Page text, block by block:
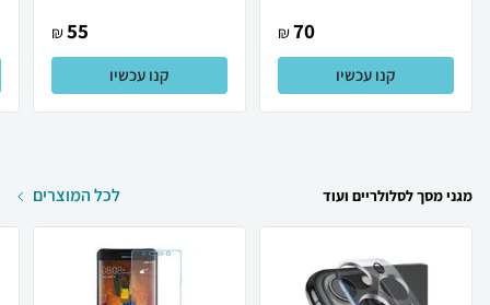
70
₪
קנו עכשיו
55
₪
קנו עכשיו
מגני מסך לסלולריים ועוד לכל המוצרים